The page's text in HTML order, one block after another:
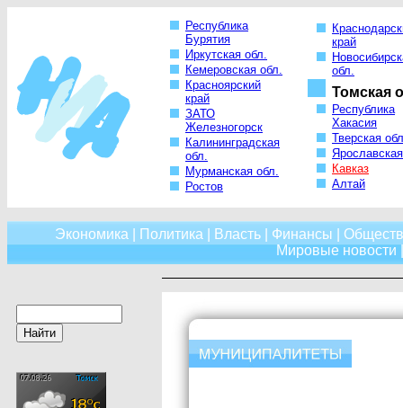
Республика
Бурятия
Иркутская обл.
Кемеровская обл.
Красноярский
край
ЗАТО
Железногорск
Калининградская
обл.
Мурманская обл.
Ростов
край
обл.
Томская
Республика
Хакасия
Тверская
Кавказ
Алтай
Экономика Политика Власть| Финансы
Мировые новости